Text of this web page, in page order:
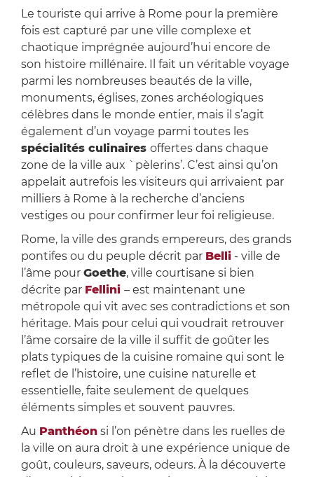
Le touriste qui arrive à Rome pour la première
fois est capturé par une ville complexe et
chaotique imprégnée aujourd’hui encore de
son histoire millénaire. Il fait un véritable voyage
parmi les nombreuses beautés de la ville,
monuments, églises, zones archéologiques
célèbres dans le monde entier, mais il s’agit
également d’un voyage parmi toutes les
spécialités culinaires offertes dans chaque
zone de la ville aux `pèlerins’. C’est ainsi qu’on
appelait autrefois les visiteurs qui arrivaient par
milliers à Rome à la recherche d’anciens
vestiges ou pour confirmer leur foi religieuse.
Rome, la ville des grands empereurs, des grands
pontifes ou du peuple décrit par Belli- ville de
l’âme pour Goethe, ville courtisane si bien
décrite par Fellini – est maintenant une
métropole qui vit avec ses contradictions et son
héritage. Mais pour celui qui voudrait retrouver
l’âme corsaire de la ville il suffit de goûter les
plats typiques de la cuisine romaine qui sont le
reflet de l’histoire, une cuisine naturelle et
essentielle, faite seulement de quelques
éléments simples et souvent pauvres.
Au Panthéonsi l’on pénètre dans les ruelles de
la ville on aura droit à une expérience unique de
goût, couleurs, saveurs, odeurs. À la découverte